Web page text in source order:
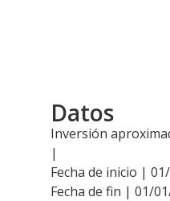
Datos
Inversión
|
Fecha de inicio |
Fecha de fin | 01/